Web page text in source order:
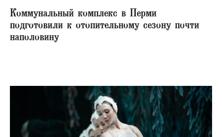
Коммунальный комплекс в Перми
подготовили к отопительному сезону почти
наполовину